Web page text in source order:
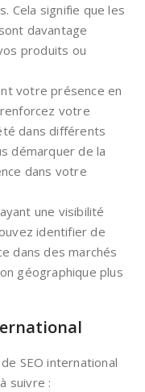
Cela signifie que les
davantage
produits ou
votre présence en
renforcez votre
dans différents
démarquer de la
dans votre
une visibilité
identifier de
dans des marchés
géographique plus
SEO international
suivre :